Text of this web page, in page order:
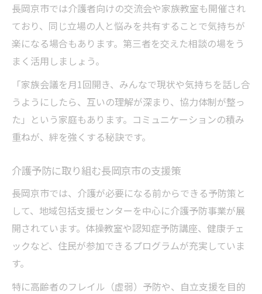
長岡京市では介護者向けの交流会や家族教室も開催され
ており、同じ立場の人と悩みを共有することで気持ちが
楽になる場合もあります。第三者を交えた相談の場をう
まく活用しましょう。
「家族会議を月1回開き、みんなで現状や気持ちを話し合
うようにしたら、互いの理解が深まり、協力体制が整っ
た」という家庭もあります。コミュニケーションの積み
重ねが、絆を強くする秘訣です。
介護予防に取り組む長岡京市の支援策
長岡京市では、介護が必要になる前からできる予防策と
して、地域包括支援センターを中心に介護予防事業が展
開されています。体操教室や認知症予防講座、健康チェ
ックなど、住民が参加できるプログラムが充実していま
す。
特に高齢者のフレイル（虚弱）予防や、自立支援を目的